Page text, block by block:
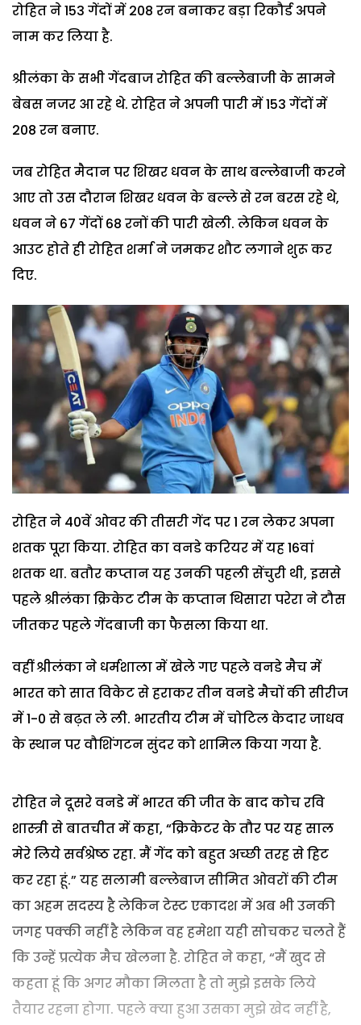
रोहित ने 153 गेंदों में 208 रन बनाकर बड़ा रिकौर्ड अपने
नाम कर लिया है.
श्रीलंका के सभी गेंदबाज रोहित की बल्लेबाजी के सामने
बेबस नजर आ रहे थे. रोहित ने अपनी पारी में 153 गेंदों में
208 रन बनाए.
जब रोहित मैदान पर शिखर धवन के साथ बल्लेबाजी करने
आए तो उस दौरान शिखर धवन के बल्ले से रन बरस रहे थे,
धवन ने 67 गेंदों 68 रनों की पारी खेली. लेकिन धवन के
आउट होते ही रोहित शर्मा ने जमकर शौट लगाने शुरू कर
दिए.
रोहित ने 40वें ओवर की तीसरी गेंद पर 1 रन लेकर अपना
शतक पूरा किया. रोहित का वनडे करियर में यह 16वां
शतक था. बतौर कप्तान यह उनकी पहली सेंचुरी थी, इससे
पहले श्रीलंका क्रिकेट टीम के कप्तान थिसारा परेरा ने टौस
जीतकर पहले गेंदबाजी का फैसला किया था.
वहीं श्रीलंका ने धर्मशाला में खेले गए पहले वनडे मैच में
भारत को सात विकेट से हराकर तीन वनडे मैचों की सीरीज
में 1-0 से बढ़त ले ली. भारतीय टीम में चोटिल केदार जाधव
के स्थान पर वौशिंगटन सुंदर को शामिल किया गया है.
रोहित ने दूसरे वनडे में भारत की जीत के बाद कोच रवि
शास्‍त्री से बातचीत में कहा, “क्रिकेटर के तौर पर यह साल
मेरे लिये सर्वश्रेष्ठ रहा. मैं गेंद को बहुत अच्छी तरह से हिट
कर रहा हूं.” यह सलामी बल्लेबाज सीमित ओवरों की टीम
का अहम सदस्य है लेकिन टेस्ट एकादश में अब भी उनकी
जगह पक्की नहीं है लेकिन वह हमेशा यही सोचकर चलते हैं
कि उन्हें प्रत्येक मैच खेलना है. रोहित ने कहा, “मैं खुद से
कहता हूं कि अगर मौका मिलता है तो मुझे इसके लिये
तैयार रहना होगा. पहले क्या हुआ उसका मुझे खेद नहीं है,